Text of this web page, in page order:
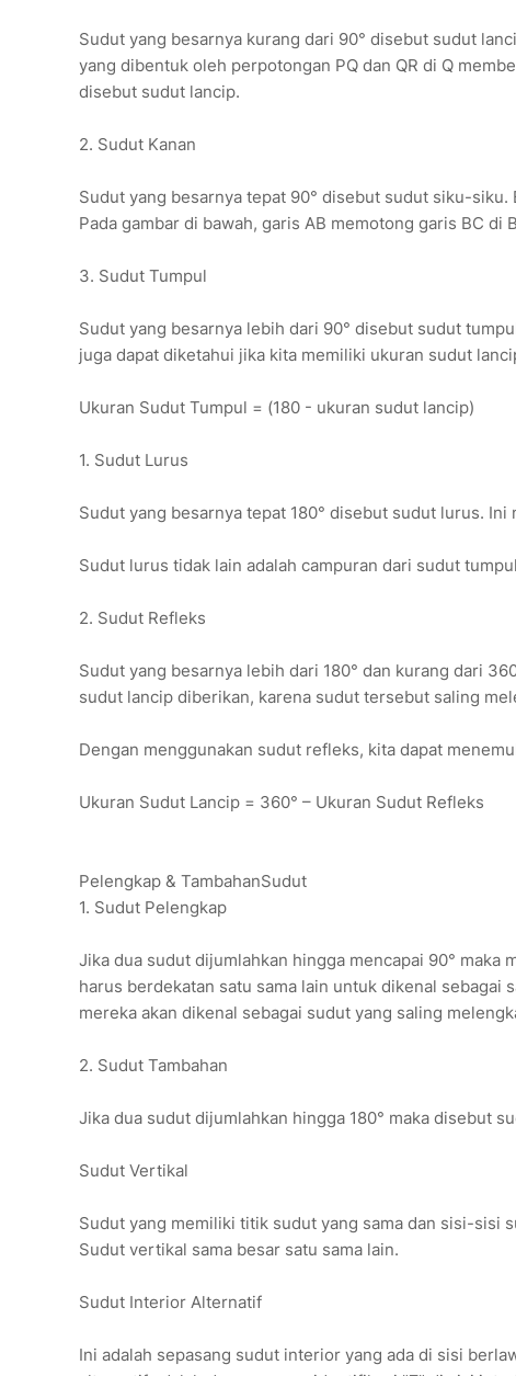
Sudut yang besarnya kurang dari 90° disebut sudut
yang dibentuk oleh perpotongan PQ dan QR di Q
disebut sudut lancip.
2. Sudut Kanan
Sudut yang besarnya tepat 90° disebut sudut siku-
Pada gambar di bawah, garis AB memotong garis BC di
3. Sudut Tumpul
Sudut yang besarnya lebih dari 90° disebut sudut
juga dapat diketahui jika kita memiliki ukuran sudut
Ukuran Sudut Tumpul = (180 - ukuran sudut lancip)
1. Sudut Lurus
Sudut yang besarnya tepat 180° disebut sudut lurus.
Sudut lurus tidak lain adalah campuran dari sudut
2. Sudut Refleks
Sudut yang besarnya lebih dari 180° dan kurang dari
sudut lancip diberikan, karena sudut tersebut saling
Dengan menggunakan sudut refleks, kita dapat
Ukuran Sudut Lancip = 360° – Ukuran Sudut Refleks
Pelengkap & TambahanSudut
1. Sudut Pelengkap
Jika dua sudut dijumlahkan hingga mencapai 90°
harus berdekatan satu sama lain untuk dikenal sebagai
mereka akan dikenal sebagai sudut yang saling
2. Sudut Tambahan
Jika dua sudut dijumlahkan hingga 180° maka disebut
Sudut Vertikal
Sudut yang memiliki titik sudut yang sama dan sisi-sisi
Sudut vertikal sama besar satu sama lain.
Sudut Interior Alternatif
Ini adalah sepasang sudut interior yang ada di sisi